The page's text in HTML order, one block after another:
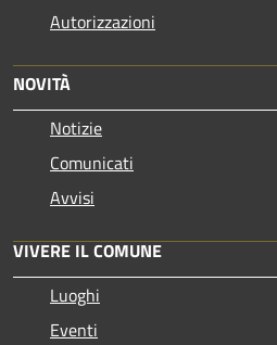
Autorizzazioni
NOVITÀ
Notizie
Comunicati
Avvisi
VIVERE IL COMUNE
Luoghi
Eventi